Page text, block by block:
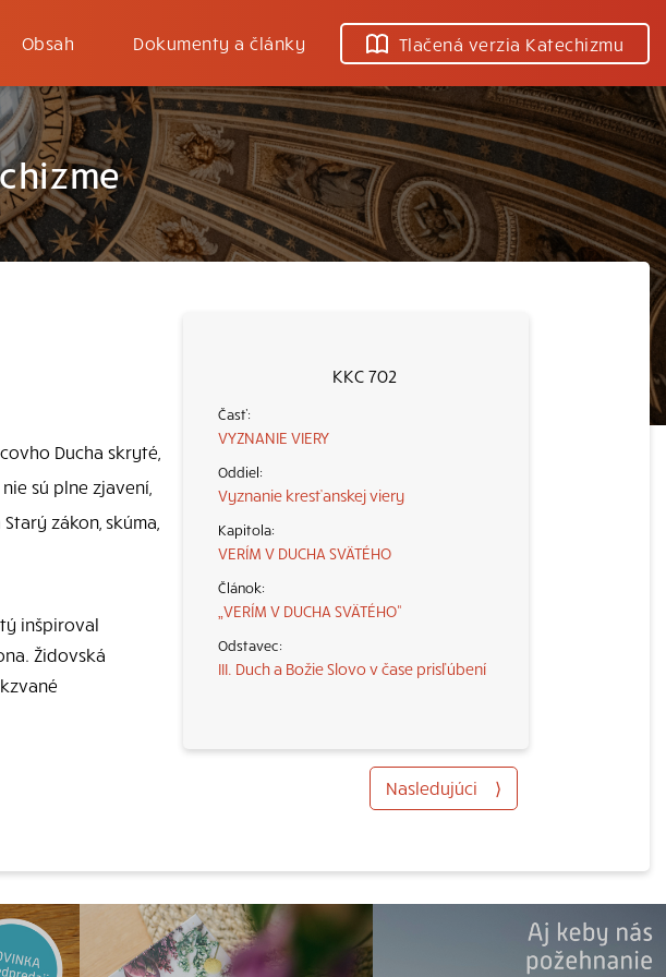
Obsah Dokumenty a články Tlačená verzia Katechizmu
KKC 702
VYZNANIE VIERY
Vyznanie kresťanskej viery
VERÍM V DUCHA SVÄTÉHO
„VERÍM V DUCHA SVÄTÉHO“
III. Duch a Božie Slovo v čase prisľúbení
Ducha skryté,
sú plne zjavení,
zákon, skúma,
inšpiroval
Židovská
Nasledujúci ⟩